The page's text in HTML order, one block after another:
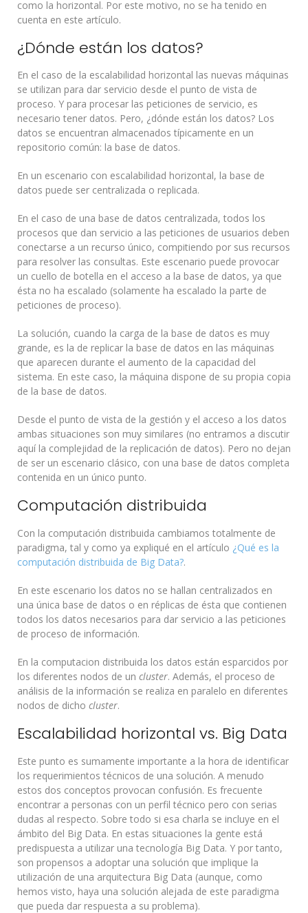
como la horizontal. Por este motivo, no se ha tenido en
cuenta en este artículo.
¿Dónde están los datos?
En el caso de la escalabilidad horizontal las nuevas máquinas
se utilizan para dar servicio desde el punto de vista de
proceso. Y para procesar las peticiones de servicio, es
necesario tener datos. Pero, ¿dónde están los datos? Los
datos se encuentran almacenados típicamente en un
repositorio común: la base de datos.
En un escenario con escalabilidad horizontal, la base de
datos puede ser centralizada o replicada.
En el caso de una base de datos centralizada, todos los
procesos que dan servicio a las peticiones de usuarios deben
conectarse a un recurso único, compitiendo por sus recursos
para resolver las consultas. Este escenario puede provocar
un cuello de botella en el acceso a la base de datos, ya que
ésta no ha escalado (solamente ha escalado la parte de
peticiones de proceso).
La solución, cuando la carga de la base de datos es muy
grande, es la de replicar la base de datos en las máquinas
que aparecen durante el aumento de la capacidad del
sistema. En este caso, la máquina dispone de su propia copia
de la base de datos.
Desde el punto de vista de la gestión y el acceso a los datos
ambas situaciones son muy similares (no entramos a discutir
aquí la complejidad de la replicación de datos). Pero no dejan
de ser un escenario clásico, con una base de datos completa
contenida en un único punto.
Computación distribuida
Con la computación distribuida cambiamos totalmente de
paradigma, tal y como ya expliqué en el artículo ¿Qué es la
computación distribuida de Big Data?.
En este escenario los datos no se hallan centralizados en
una única base de datos o en réplicas de ésta que contienen
todos los datos necesarios para dar servicio a las peticiones
de proceso de información.
En la computacion distribuida los datos están esparcidos por
los diferentes nodos de un cluster. Además, el proceso de
análisis de la información se realiza en paralelo en diferentes
nodos de dicho cluster.
Escalabilidad horizontal vs. Big Data
Este punto es sumamente importante a la hora de identificar
los requerimientos técnicos de una solución. A menudo
estos dos conceptos provocan confusión. Es frecuente
encontrar a personas con un perfil técnico pero con serias
dudas al respecto. Sobre todo si esa charla se incluye en el
ámbito del Big Data. En estas situaciones la gente está
predispuesta a utilizar una tecnología Big Data. Y por tanto,
son propensos a adoptar una solución que implique la
utilización de una arquitectura Big Data (aunque, como
hemos visto, haya una solución alejada de este paradigma
que pueda dar respuesta a su problema).